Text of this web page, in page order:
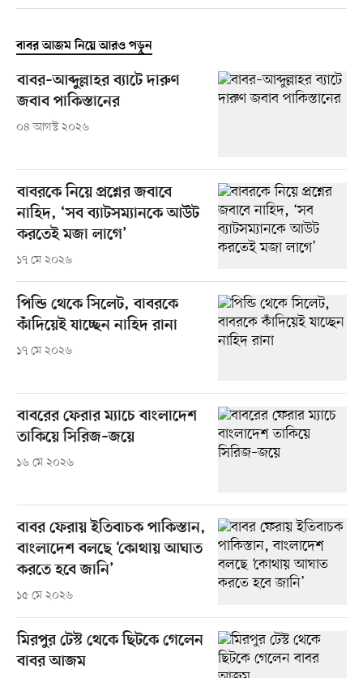
বাবর আজম নিয়ে আরও পড়ুন
বাবর–আব্দুল্লাহর ব্যাটে দারুণ
জবাব পাকিস্তানের
০৪ আগস্ট ২০২৬
বাবরকে নিয়ে প্রশ্নের জবাবে
নাহিদ, ‘সব ব্যাটসম্যানকে আউট
করতেই মজা লাগে’
১৭ মে ২০২৬
পিন্ডি থেকে সিলেট, বাবরকে
কাঁদিয়েই যাচ্ছেন নাহিদ রানা
১৭ মে ২০২৬
বাবরের ফেরার ম্যাচে বাংলাদেশ
তাকিয়ে সিরিজ–জয়ে
১৬ মে ২০২৬
বাবর ফেরায় ইতিবাচক পাকিস্তান,
বাংলাদেশ বলছে ‘কোথায় আঘাত
করতে হবে জানি’
১৫ মে ২০২৬
মিরপুর টেস্ট থেকে ছিটকে গেলেন
বাবর আজম